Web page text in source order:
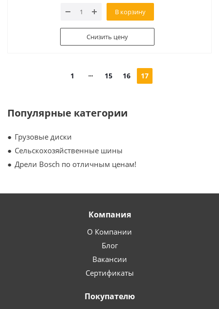
В корзину
Снизить цену
1 15 16 17
Популярные категории
Грузовые диски
Сельскохозяйственные шины
Дрели Bosch по отличным ценам!
Компания
О Компании
Блог
Вакансии
Сертификаты
Покупателю